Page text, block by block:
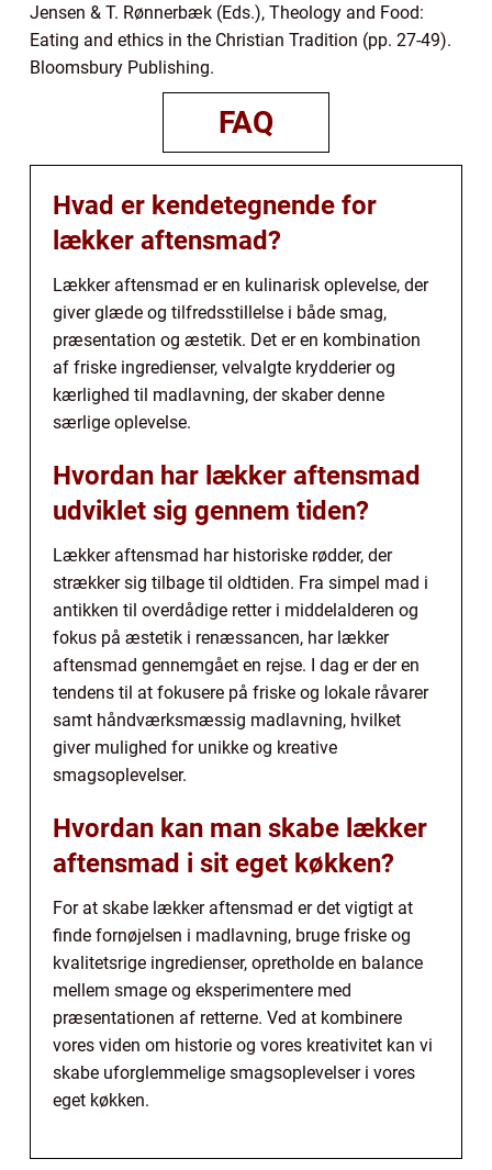
Jensen & T. Rønnerbæk (Eds.), Theology and Food:
Eating and ethics in the Christian Tradition (pp. 27-49).
Bloomsbury Publishing.
FAQ
Hvad er kendetegnende for
lækker aftensmad?
Lækker aftensmad er en kulinarisk oplevelse, der
giver glæde og tilfredsstillelse i både smag,
præsentation og æstetik. Det er en kombination
af friske ingredienser, velvalgte krydderier og
kærlighed til madlavning, der skaber denne
særlige oplevelse.
Hvordan har lækker aftensmad
udviklet sig gennem tiden?
Lækker aftensmad har historiske rødder, der
strækker sig tilbage til oldtiden. Fra simpel mad i
antikken til overdådige retter i middelalderen og
fokus på æstetik i renæssancen, har lækker
aftensmad gennemgået en rejse. I dag er der en
tendens til at fokusere på friske og lokale råvarer
samt håndværksmæssig madlavning, hvilket
giver mulighed for unikke og kreative
smagsoplevelser.
Hvordan kan man skabe lækker
aftensmad i sit eget køkken?
For at skabe lækker aftensmad er det vigtigt at
finde fornøjelsen i madlavning, bruge friske og
kvalitetsrige ingredienser, opretholde en balance
mellem smage og eksperimentere med
præsentationen af retterne. Ved at kombinere
vores viden om historie og vores kreativitet kan vi
skabe uforglemmelige smagsoplevelser i vores
eget køkken.